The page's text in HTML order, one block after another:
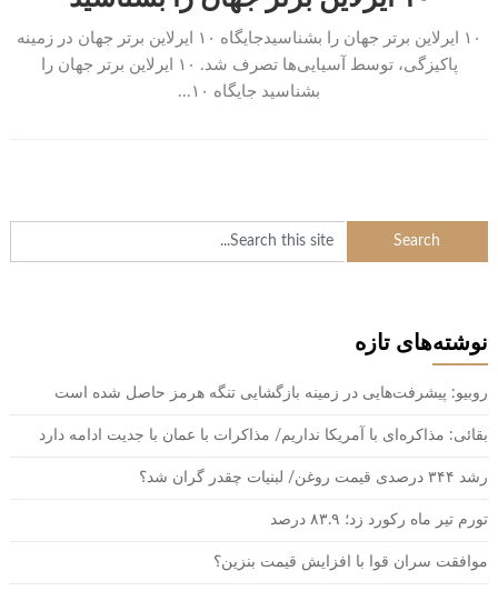
۱۰ ایرلاین برتر جهان را بشناسیدجایگاه ۱۰ ایرلاین برتر جهان در زمینه
پاکیزگی، توسط آسیایی‌ها تصرف شد. ۱۰ ایرلاین برتر جهان را
بشناسید جایگاه ۱۰...
نوشته‌های تازه
روبیو: پیشرفت‌هایی در زمینه بازگشایی تنگه هرمز حاصل شده است
بقائی: مذاکره‌ای با آمریکا نداریم/ مذاکرات با عمان با جدیت ادامه دارد
رشد ۳۴۴ درصدی قیمت روغن/ لبنیات چقدر گران شد؟
تورم تیر ماه رکورد زد؛ ۸۳.۹ درصد
موافقت سران قوا با افزایش قیمت بنزین؟